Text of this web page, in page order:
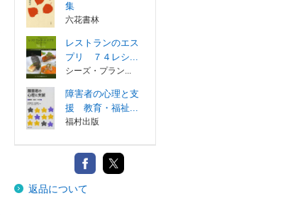
集
六花書林
レストランのエス
プリ ７４レシ...
シーズ・プラン...
障害者の心理と支
援 教育・福祉...
福村出版
返品について